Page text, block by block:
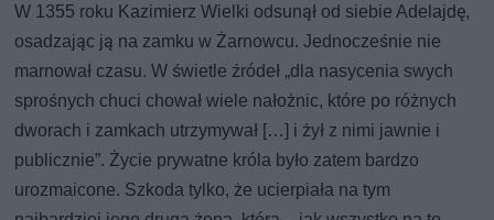
W 1355 roku Kazimierz Wielki odsunął od siebie Adelajdę,
osadzając ją na zamku w Żarnowcu. Jednocześnie nie
marnował czasu. W świetle źródeł „dla nasycenia swych
sprośnych chuci chował wiele nałożnic, które po różnych
dworach i zamkach utrzymywał […] i żył z nimi jawnie i
publicznie”. Życie prywatne króla było zatem bardzo
urozmaicone. Szkoda tylko, że ucierpiała na tym